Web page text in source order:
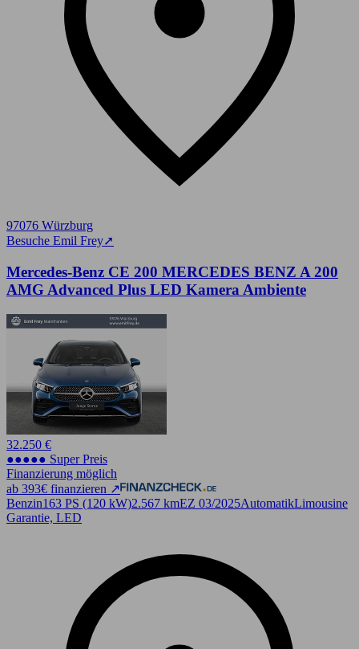
97076 Würzburg
Besuche Emil Frey➚
Mercedes-Benz CE 200 MERCEDES BENZ A 200
AMG Advanced Plus LED Kamera Ambiente
32.250 €
●●●●● Super Preis
Finanzierung möglich
ab 393€ finanzieren ↗
Benzin163 PS (120 kW)2.567 kmEZ 03/2025AutomatikLimousine
Garantie, LED